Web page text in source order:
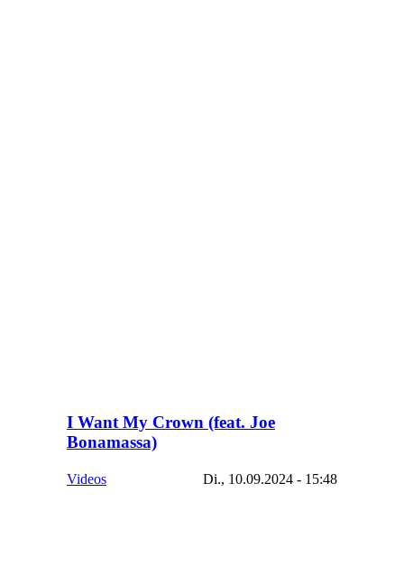
I Want My Crown (feat. Joe
Bonamassa)
Videos Di., 10.09.2024 - 15:48